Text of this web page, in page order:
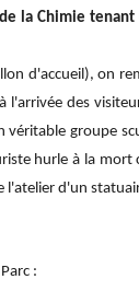
la Chimie
d'accueil), on
des
groupe
hurle à la mort
l'atelier d'un
: